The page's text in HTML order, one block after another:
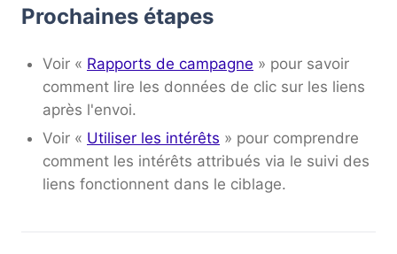
Prochaines étapes
Voir « Rapports de campagne » pour savoir
comment lire les données de clic sur les liens
après l'envoi.
Voir « Utiliser les intérêts » pour comprendre
comment les intérêts attribués via le suivi des
liens fonctionnent dans le ciblage.